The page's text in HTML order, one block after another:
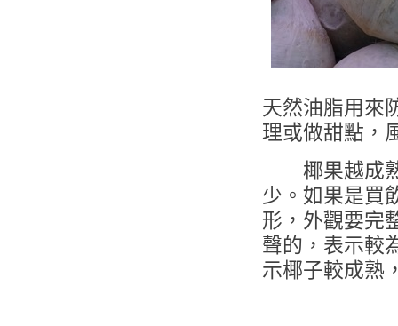
天然油脂用來
理或做甜點，
椰果越成熟
少。如果是買
形，外觀要完
聲的，表示較
示椰子較成熟